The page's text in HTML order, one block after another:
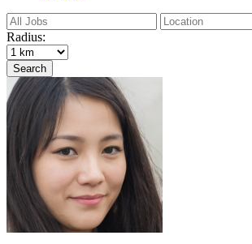
Radius:
Search